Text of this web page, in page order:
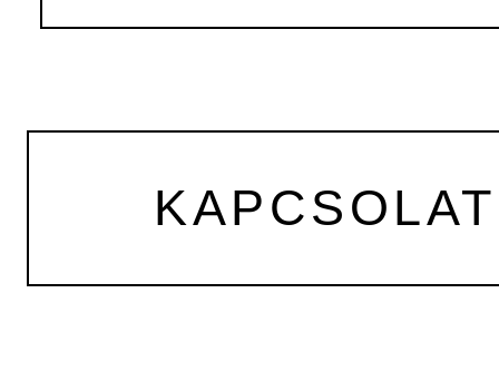
KAPCSOLAT